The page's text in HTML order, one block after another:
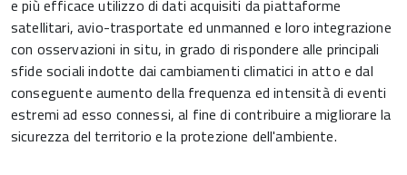
e più efficace utilizzo di dati acquisiti da piattaforme
satellitari, avio-trasportate ed unmanned e loro integrazione
con osservazioni in situ, in grado di rispondere alle principali
sfide sociali indotte dai cambiamenti climatici in atto e dal
conseguente aumento della frequenza ed intensità di eventi
estremi ad esso connessi, al fine di contribuire a migliorare la
sicurezza del territorio e la protezione dell'ambiente.